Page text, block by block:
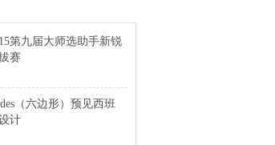
第九届大师选助手新锐
赛
（六边形）预见西班
计